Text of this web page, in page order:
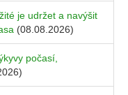
je udržet a navýšit
(08.08.2026)
počasí,